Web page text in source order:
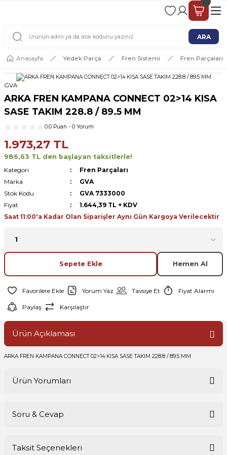
2 - 4 İŞ GÜNÜ İÇERİSİNDE KARGO
ARA
Anasayfa Yedek Parça Fren Sistemi Fren Parçaları
GVA
ARKA FREN KAMPANA CONNECT 02>14 KISA
SASE TAKIM 228.8 / 89.5 MM
0.0 Puan - 0 Yorum
1.973,27 TL
986,63 TL den başlayan taksitlerle!
Kategori
Fren Parçaları
Marka
GVA
Stok Kodu
GVA 7333000
Fiyat
1.644,39 TL + KDV
Saat 11:00'a Kadar Olan Siparişler Aynı Gün Kargoya Verilecektir
Sepete Ekle Hemen Al
Yorum Yaz Tavsiye Et Fiyat Alarmı
Paylaş Karşılaştır
Ürün Açıklaması
ARKA FREN KAMPANA CONNECT 02>14 KISA SASE TAKIM 228.8 / 89.5 MM
Ürün Yorumları
Soru & Cevap
Taksit Seçenekleri